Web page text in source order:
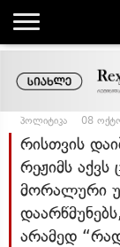
პოლიტიკა 08
რისთვის
რეჟიმს
მორალური
არამედ